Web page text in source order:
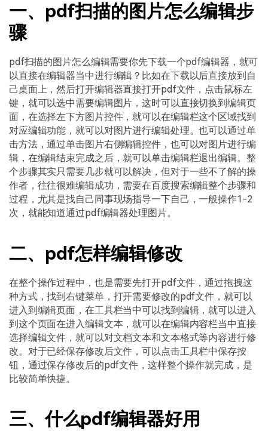
一、pdf扫描的图片怎么编辑步
骤
pdf扫描的图片怎么编辑需要你先下载一个pdf编辑器，就可
以直接在编辑器当中进行编辑？比如在下载以后直接放到自
己桌面上，然后打开编辑器直接打开pdf文件，点击鼠标左
键，就可以选中需要编辑图片，这时可以直接切换到编辑页
面，在选择左下方图片控件，就可以在编辑栏这个区域找到
对应编辑功能，就可以对图片进行编辑处理。也可以通过单
击方法，通过单击图片右侧编辑控件，也可以对图片进行编
辑，在编辑结束完成之后，就可以单击编辑栏退出编辑。整
个步骤其实只需要几步就可以解决，但对于一些不了解的操
作者，往往很难编辑成功，需要在百度搜索编辑整个步骤和
过程，尤其是找自己同事现场指导一下自己，一般操作1-2
次，就能知道通过pdf编辑器处理图片。
二、pdf怎样编辑修改
在整个操作过程中，也是需要先打开pdf文件，通过拖拽这
种方式，找到右键菜单，打开需要修改的pdf文件，就可以
进入到编辑页面，在工具栏当中可以找到编辑，就可以进入
到这个页面在进入编辑文本，就可以在编辑内容栏当中直接
选择编辑文件，就可以对文档文本和文本格式等内容进行修
改。对于已经保存修改后文件，可以点击工具栏中保存按
钮，通过保存修改后的pdf文件，这样整个操作就完成，是
比较简单快捷。
三、什么pdf编辑器好用